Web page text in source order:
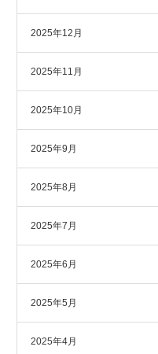
2025年12月
2025年11月
2025年10月
2025年9月
2025年8月
2025年7月
2025年6月
2025年5月
2025年4月